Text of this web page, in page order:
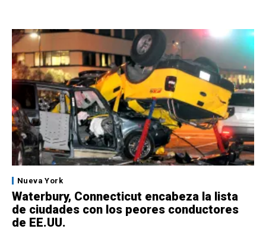
Nueva York
Waterbury, Connecticut encabeza la lista
de ciudades con los peores conductores
de EE.UU.